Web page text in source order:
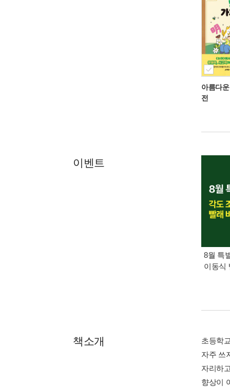
아름다
전
이벤트
8월 특
이동식
책소개
초등학
자주 쓰
자리하
향상이